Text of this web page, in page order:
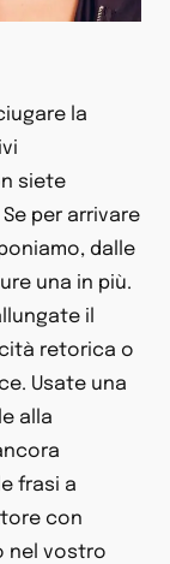
la
siete
per arrivare
dalle
una in più.
il
retorica o
Usate una
alla
frasi a
con
nel vostro